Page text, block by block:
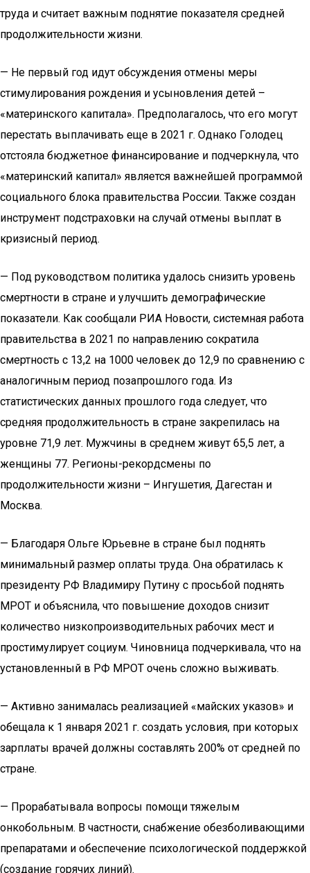
труда и считает важным поднятие показателя средней
продолжительности жизни.
— Не первый год идут обсуждения отмены меры
стимулирования рождения и усыновления детей –
«материнского капитала». Предполагалось, что его могут
перестать выплачивать еще в 2021 г. Однако Голодец
отстояла бюджетное финансирование и подчеркнула, что
«материнский капитал» является важнейшей программой
социального блока правительства России. Также создан
инструмент подстраховки на случай отмены выплат в
кризисный период.
— Под руководством политика удалось снизить уровень
смертности в стране и улучшить демографические
показатели. Как сообщали РИА Новости, системная работа
правительства в 2021 по направлению сократила
смертность с 13,2 на 1000 человек до 12,9 по сравнению с
аналогичным период позапрошлого года. Из
статистических данных прошлого года следует, что
средняя продолжительность в стране закрепилась на
уровне 71,9 лет. Мужчины в среднем живут 65,5 лет, а
женщины 77. Регионы-рекордсмены по
продолжительности жизни – Ингушетия, Дагестан и
Москва.
— Благодаря Ольге Юрьевне в стране был поднять
минимальный размер оплаты труда. Она обратилась к
президенту РФ Владимиру Путину с просьбой поднять
МРОТ и объяснила, что повышение доходов снизит
количество низкопроизводительных рабочих мест и
простимулирует социум. Чиновница подчеркивала, что на
установленный в РФ МРОТ очень сложно выживать.
— Активно занималась реализацией «майских указов» и
обещала к 1 января 2021 г. создать условия, при которых
зарплаты врачей должны составлять 200% от средней по
стране.
— Прорабатывала вопросы помощи тяжелым
онкобольным. В частности, снабжение обезболивающими
препаратами и обеспечение психологической поддержкой
(создание горячих линий).